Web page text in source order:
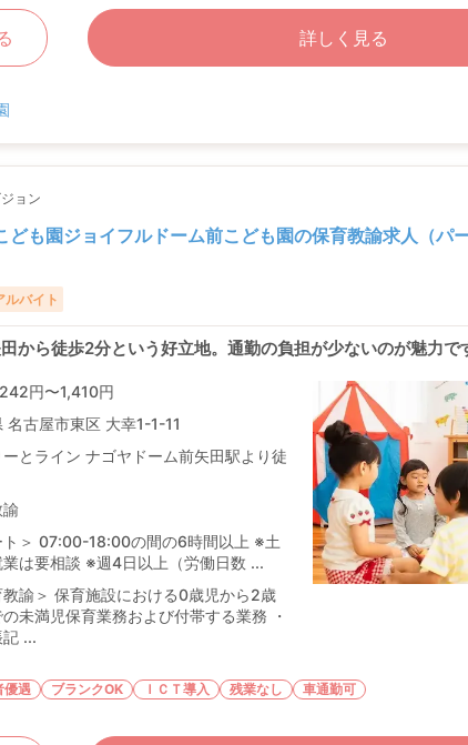
詳しく見る
ョン
ども園ジョイフルドーム前こども園の保育教諭求人（パ
ルバイト
から徒歩2分という好立地。通勤の負担が少ないのが魅力で
円〜1,410円
名古屋市東区 大幸1-1-11
ーとライン ナゴヤドーム前矢田駅より徒
ト＞ 07:00-18:00の間の6時間以上 ※土
は要相談 ※週4日以上（労働日数 ...
教諭＞ 保育施設における0歳児から2歳
の未満児保育業務および付帯する業務 ・
...
優遇 ブランクOK ＩＣＴ導入 残業なし 車通勤可